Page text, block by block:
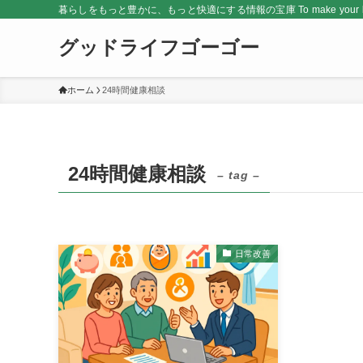
暮らしをもっと豊かに、もっと快適にする情報の宝庫 To make
グッドライフゴーゴー
ホーム 24時間健康相談
24時間健康相談 – tag –
日常改善